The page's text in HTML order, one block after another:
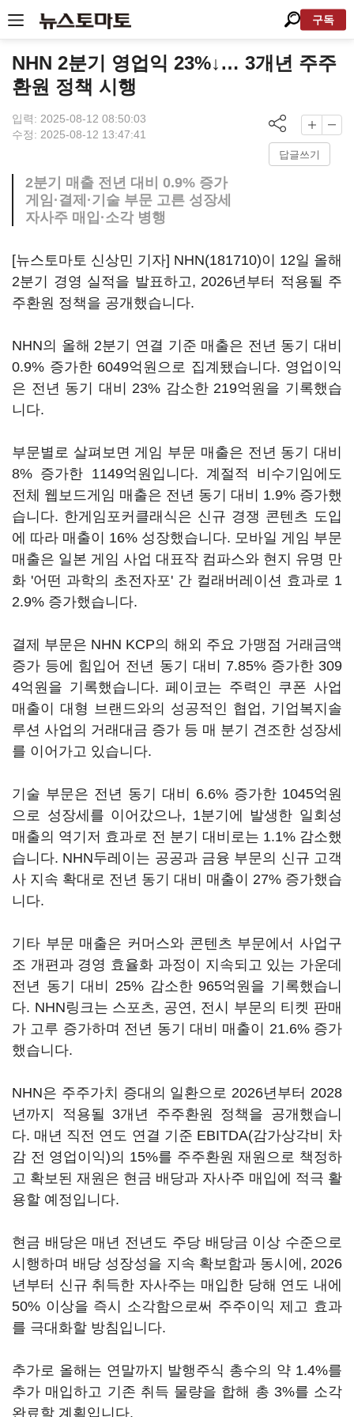
구독
NHN 2분기 영업익 23%↓… 3개년 주주
환원 정책 시행
입력: 2025-08-12 08:50:03
수정: 2025-08-12 13:47:41
답글쓰기
2분기 매출 전년 대비 0.9% 증가
게임·결제·기술 부문 고른 성장세
자사주 매입·소각 병행
[뉴스토마토 신상민 기자] NHN(181710)이 12일 올해
2분기 경영 실적을 발표하고, 2026년부터 적용될 주
주환원 정책을 공개했습니다.
NHN의 올해 2분기 연결 기준 매출은 전년 동기 대비
0.9% 증가한 6049억원으로 집계됐습니다. 영업이익
은 전년 동기 대비 23% 감소한 219억원을 기록했습
니다.
부문별로 살펴보면 게임 부문 매출은 전년 동기 대비
8% 증가한 1149억원입니다. 계절적 비수기임에도
전체 웹보드게임 매출은 전년 동기 대비 1.9% 증가했
습니다. 한게임포커클래식은 신규 경쟁 콘텐츠 도입
에 따라 매출이 16% 성장했습니다. 모바일 게임 부문
매출은 일본 게임 사업 대표작 컴파스와 현지 유명 만
화 '어떤 과학의 초전자포' 간 컬래버레이션 효과로 1
2.9% 증가했습니다.
결제 부문은 NHN KCP의 해외 주요 가맹점 거래금액
증가 등에 힘입어 전년 동기 대비 7.85% 증가한 309
4억원을 기록했습니다. 페이코는 주력인 쿠폰 사업
매출이 대형 브랜드와의 성공적인 협업, 기업복지솔
루션 사업의 거래대금 증가 등 매 분기 견조한 성장세
를 이어가고 있습니다.
기술 부문은 전년 동기 대비 6.6% 증가한 1045억원
으로 성장세를 이어갔으나, 1분기에 발생한 일회성
매출의 역기저 효과로 전 분기 대비로는 1.1% 감소했
습니다. NHN두레이는 공공과 금융 부문의 신규 고객
사 지속 확대로 전년 동기 대비 매출이 27% 증가했습
니다.
기타 부문 매출은 커머스와 콘텐츠 부문에서 사업구
조 개편과 경영 효율화 과정이 지속되고 있는 가운데
전년 동기 대비 25% 감소한 965억원을 기록했습니
다. NHN링크는 스포츠, 공연, 전시 부문의 티켓 판매
가 고루 증가하며 전년 동기 대비 매출이 21.6% 증가
했습니다.
NHN은 주주가치 증대의 일환으로 2026년부터 2028
년까지 적용될 3개년 주주환원 정책을 공개했습니
다. 매년 직전 연도 연결 기준 EBITDA(감가상각비 차
감 전 영업이익)의 15%를 주주환원 재원으로 책정하
고 확보된 재원은 현금 배당과 자사주 매입에 적극 활
용할 예정입니다.
현금 배당은 매년 전년도 주당 배당금 이상 수준으로
시행하며 배당 성장성을 지속 확보함과 동시에, 2026
년부터 신규 취득한 자사주는 매입한 당해 연도 내에
50% 이상을 즉시 소각함으로써 주주이익 제고 효과
를 극대화할 방침입니다.
추가로 올해는 연말까지 발행주식 총수의 약 1.4%를
추가 매입하고 기존 취득 물량을 합해 총 3%를 소각
완료할 계획입니다.